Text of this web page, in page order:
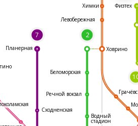
7 2
Химки
Левобережная
Ховрино
Водный
стадион
Сходненская
Планерная
Физтех
Речной вокзал
Беломорская